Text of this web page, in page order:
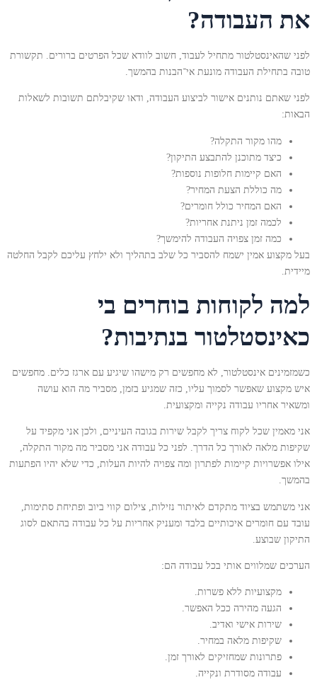
את העבודה?
לפני שהאינסטלטור מתחיל לעבוד, חשוב לוודא שכל הפרטים ברורים. תקשורת
טובה בתחילת העבודה מונעת אי־הבנות בהמשך.
לפני שאתם נותנים אישור לביצוע העבודה, ודאו שקיבלתם תשובות לשאלות
הבאות:
מהו מקור התקלה?
כיצד מתוכנן להתבצע התיקון?
האם קיימות חלופות נוספות?
מה כוללת הצעת המחיר?
האם המחיר כולל חומרים?
לכמה זמן ניתנת אחריות?
כמה זמן צפויה העבודה להימשך?
בעל מקצוע אמין ישמח להסביר כל שלב בתהליך ולא ילחץ עליכם לקבל החלטה
מיידית.
למה לקוחות בוחרים בי
כאינסטלטור בנתיבות?
כשמזמינים אינסטלטור, לא מחפשים רק מישהו שיגיע עם ארגז כלים. מחפשים
איש מקצוע שאפשר לסמוך עליו, כזה שמגיע בזמן, מסביר מה הוא עושה
ומשאיר אחריו עבודה נקייה ומקצועית.
אני מאמין שכל לקוח צריך לקבל שירות בגובה העיניים, ולכן אני מקפיד על
שקיפות מלאה לאורך כל הדרך. לפני כל עבודה אני מסביר מה מקור התקלה,
אילו אפשרויות קיימות לפתרון ומה צפויה להיות העלות, כדי שלא יהיו הפתעות
בהמשך.
אני משתמש בציוד מתקדם לאיתור נזילות, צילום קווי ביוב ופתיחת סתימות,
עובד עם חומרים איכותיים בלבד ומעניק אחריות על כל עבודה בהתאם לסוג
התיקון שבוצע.
הערכים שמלווים אותי בכל עבודה הם:
מקצועיות ללא פשרות.
הגעה מהירה ככל האפשר.
שירות אישי ואדיב.
שקיפות מלאה במחיר.
פתרונות שמחזיקים לאורך זמן.
עבודה מסודרת ונקייה.